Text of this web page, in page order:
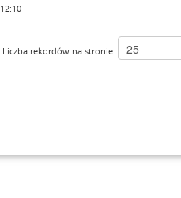
12:10
Liczba rekordów na stronie: